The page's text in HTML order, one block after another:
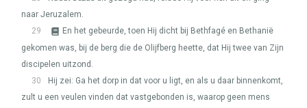
naar Jeruzalem.
29
En het gebeurde, toen Hij dicht bij Bethfagé en Bethanië
gekomen was, bij de berg die de Olijfberg heette, dat Hij twee van Zijn
discipelen uitzond.
30
Hij zei: Ga het dorp in dat voor u ligt, en als u daar binnenkomt,
zult u een veulen vinden dat vastgebonden is, waarop geen mens